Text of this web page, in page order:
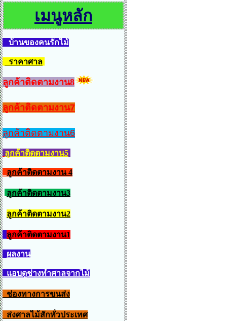
เมนูหลัก
บ้านของคนรักไม้
ราคาศาล
ลูกค้าติดตามงาน8
ลูกค้าติดตามงาน7
ลูกค้าติดตามงาน6
ลูกค้าติดตามงาน5
ลูกค้าติดตามงาน 4
ลูกค้าติดตามงาน3
ลูกค้าติดตามงาน2
ลูกค้าติดตามงาน1
ผลงาน
แอบดูช่างทำศาลจากไม้
ช่องทางการขนส่ง
ส่งศาลไม้สักทั่วประเทศ